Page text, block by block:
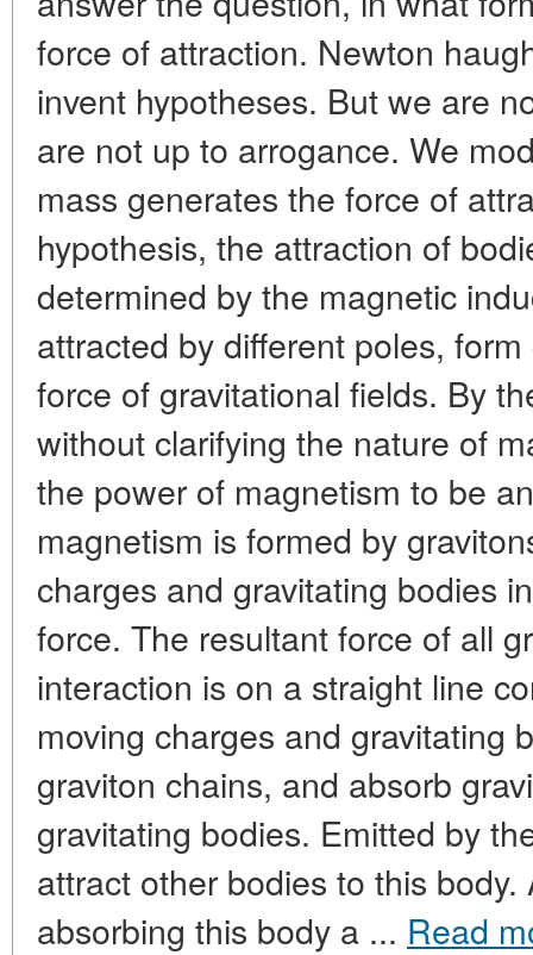
force of attraction. Newton
invent hypotheses. But we are
are not up to arrogance. We
mass generates the force of
hypothesis, the attraction of
determined by the magnetic
attracted by different poles,
force of gravitational fields. By
without clarifying the nature of
the power of magnetism to be
magnetism is formed by
charges and gravitating bodies
force. The resultant force of all
interaction is on a straight line
moving charges and gravitating
graviton chains, and absorb
gravitating bodies. Emitted by
attract other bodies to this
absorbing this body a ... Read